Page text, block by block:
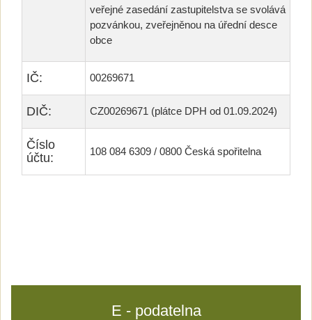
veřejné zasedání zastupitelstva se svolává
pozvánkou, zveřejněnou na úřední desce
obce
IČ: 00269671
DIČ: CZ00269671 (plátce DPH od 01.09.2024)
Číslo
účtu:
108 084 6309 / 0800 Česká spořitelna
E - podatelna